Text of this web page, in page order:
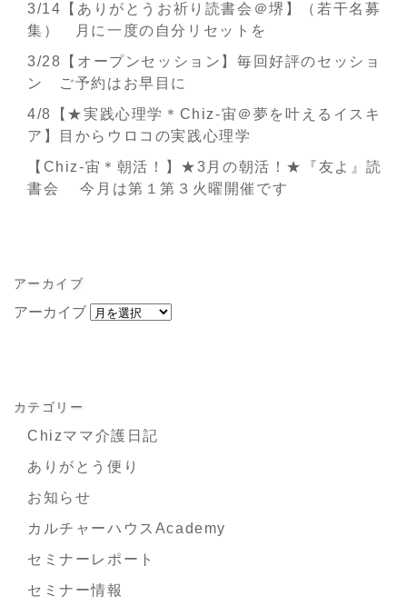
3/14【ありがとうお祈り読書会＠堺】（若干名募
集） 月に一度の自分リセットを
3/28【オープンセッション】毎回好評のセッショ
ン ご予約はお早目に
4/8【★実践心理学＊Chiz-宙＠夢を叶えるイスキ
ア】目からウロコの実践心理学
【Chiz-宙＊朝活！】★3月の朝活！★『友よ』読
書会 今月は第１第３火曜開催です
アーカイブ
アーカイブ
カテゴリー
Chizママ介護日記
ありがとう便り
お知らせ
カルチャーハウスAcademy
セミナーレポート
セミナー情報